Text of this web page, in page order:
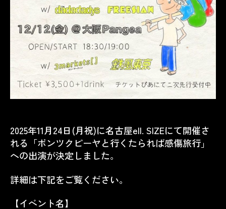
2025年11月24日(月祝)に名古屋ell. SIZEにて開催さ
れる「ポンツクピーヤと行くたられば感傷旅行」
への出演が決定しました。
詳細は下記をご覧ください。
【イベント名】